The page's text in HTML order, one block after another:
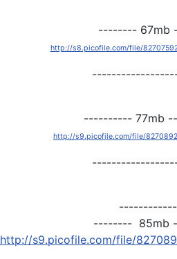
http://s8.picofile.com/file/
http://s9.picofile.com/file/
http://s9.picofile.com/file/